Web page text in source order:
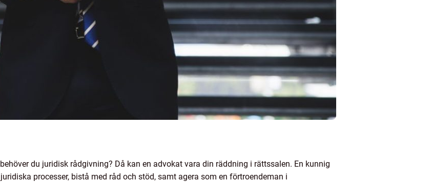
du juridisk rådgivning? Då kan en advokat vara din räddning i rättssalen. En kunnig
processer, bistå med råd och stöd, samt agera som en förtroendeman i